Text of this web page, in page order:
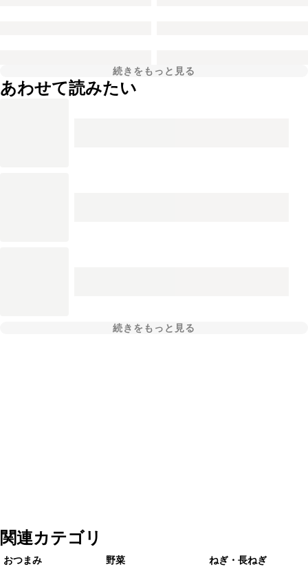
続きをもっと見る
あわせて読みたい
続きをもっと見る
関連カテゴリ
おつまみ 野菜 ねぎ・長ねぎ